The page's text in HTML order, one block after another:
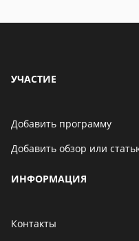
УЧАСТИЕ
Добавить программу
Добавить обзор или
ИНФОРМАЦИЯ
Контакты